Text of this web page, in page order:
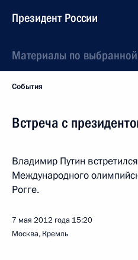
Президент России
Материалы по
События
Встреча с
Владимир Путин
Международного
Рогге.
7 мая 2012 года 15:20
Москва, Кремль